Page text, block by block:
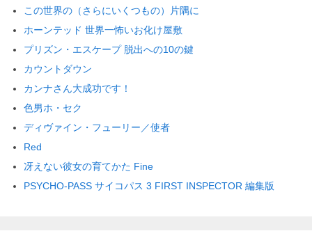
この世界の（さらにいくつもの）片隅に
ホーンテッド 世界一怖いお化け屋敷
プリズン・エスケープ 脱出への10の鍵
カウントダウン
カンナさん大成功です！
色男ホ・セク
ディヴァイン・フューリー／使者
Red
冴えない彼女の育てかた Fine
PSYCHO-PASS サイコパス 3 FIRST INSPECTOR 編集版